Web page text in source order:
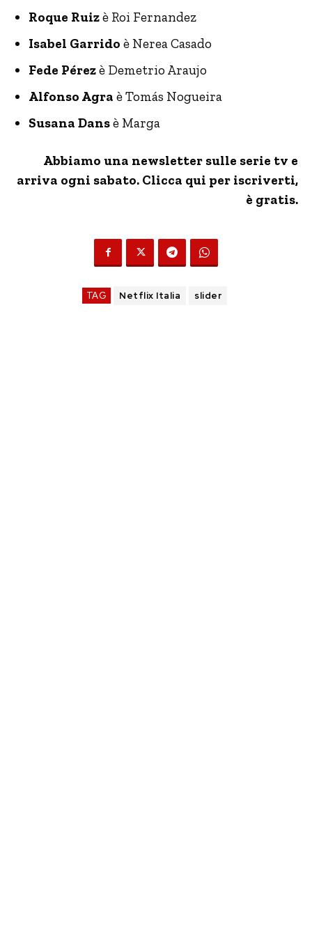
Roque Ruizè Roi Fernandez
Isabel Garrido è Nerea Casado
Fede Pérezè Demetrio Araujo
Alfonso Agra è Tomás Nogueira
Susana Dansè Marga
Abbiamo una newsletter sulle serie tv e
arriva ogni sabato. Clicca qui per iscriverti,
è gratis.
TAG Netflix Italia slider